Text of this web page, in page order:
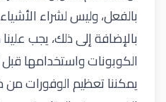
بالفعل، وليس لشراء
بالإضافة إلى ذلك، يجب
الكوبونات واستخدامها قبل
يمكننا تعظيم الوفورات